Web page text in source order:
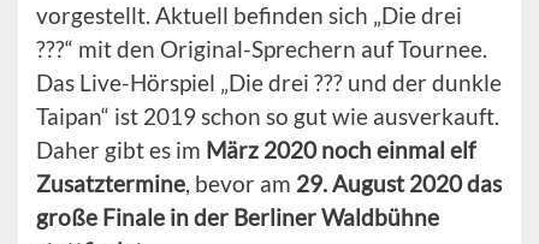
vorgestellt. Aktuell befinden sich „Die drei
???“ mit den Original-Sprechern auf Tournee.
Das Live-Hörspiel „Die drei ??? und der dunkle
Taipan“ ist 2019 schon so gut wie ausverkauft.
Daher gibt es im März 2020 noch einmal elf
Zusatztermine, bevor am 29. August 2020 das
große Finale in der Berliner Waldbühne